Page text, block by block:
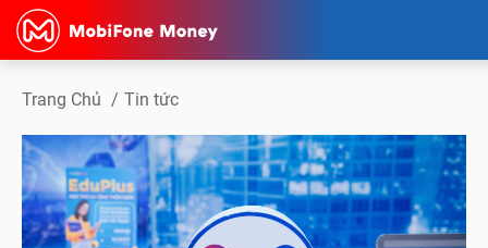
Trang Chủ / Tin tức